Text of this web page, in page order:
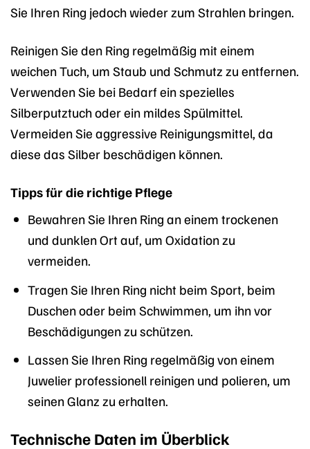
Sie Ihren Ring jedoch wieder zum Strahlen bringen.
Reinigen Sie den Ring regelmäßig mit einem
weichen Tuch, um Staub und Schmutz zu entfernen.
Verwenden Sie bei Bedarf ein spezielles
Silberputztuch oder ein mildes Spülmittel.
Vermeiden Sie aggressive Reinigungsmittel, da
diese das Silber beschädigen können.
Tipps für die richtige Pflege
Bewahren Sie Ihren Ring an einem trockenen
und dunklen Ort auf, um Oxidation zu
vermeiden.
Tragen Sie Ihren Ring nicht beim Sport, beim
Duschen oder beim Schwimmen, um ihn vor
Beschädigungen zu schützen.
Lassen Sie Ihren Ring regelmäßig von einem
Juwelier professionell reinigen und polieren, um
seinen Glanz zu erhalten.
Technische Daten im Überblick